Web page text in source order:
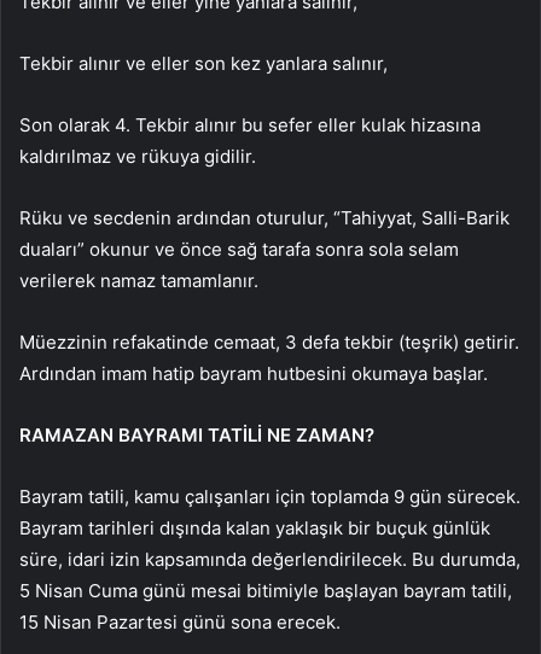
Tekbir alınır ve eller son kez yanlara salınır,
Son olarak 4. Tekbir alınır bu sefer eller kulak hizasına
kaldırılmaz ve rükuya gidilir.
Rüku ve secdenin ardından oturulur, “Tahiyyat, Salli-Barik
duaları” okunur ve önce sağ tarafa sonra sola selam
verilerek namaz tamamlanır.
Müezzinin refakatinde cemaat, 3 defa tekbir (teşrik) getirir.
Ardından imam hatip bayram hutbesini okumaya başlar.
RAMAZAN BAYRAMI TATİLİ NE ZAMAN?
Bayram tatili, kamu çalışanları için toplamda 9 gün sürecek.
Bayram tarihleri dışında kalan yaklaşık bir buçuk günlük
süre, idari izin kapsamında değerlendirilecek. Bu durumda,
5 Nisan Cuma günü mesai bitimiyle başlayan bayram tatili,
15 Nisan Pazartesi günü sona erecek.